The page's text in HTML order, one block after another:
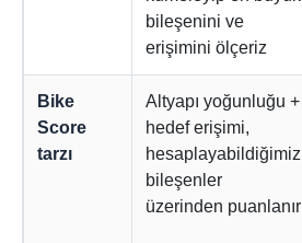
bileşenini ve
erişimini ölçeriz
Bike
Score
tarzı
Altyapı yoğunluğu +
hedef erişimi,
hesaplayabildiğimiz
bileşenler
üzerinden puanlanır